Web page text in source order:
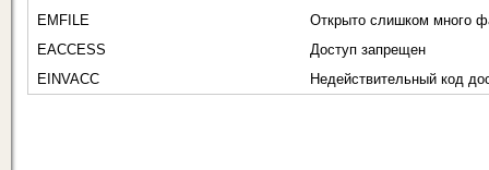
EMFILE
Открыто слишком много
EACCESS
Доступ запрещен
EINVACC
Недействительный код